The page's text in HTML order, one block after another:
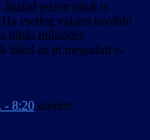
jelzett hibát is
esetleg valami további
hibás működés
tőled az itt megadott e-
- 8:20 szerint: